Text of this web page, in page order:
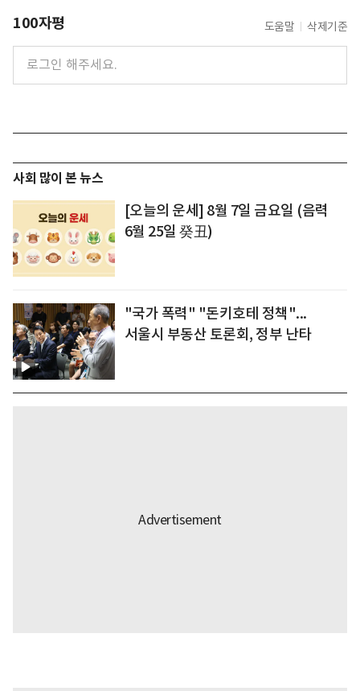
100자평 도움말 삭제기준
사회 많이 본 뉴스
[오늘의 운세] 8월 7일 금요일 (음력
6월 25일 癸丑)
"국가 폭력" "돈키호테 정책"...
서울시 부동산 토론회, 정부 난타